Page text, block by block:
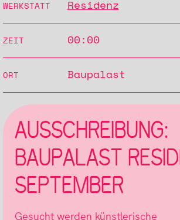
WERKSTATT Residenz
ZEIT 00:00
ORT Baupalast
AUSSCHREIBUNG:
BAUPALAST
SEPTEMBER
Gesucht werden künstlerische